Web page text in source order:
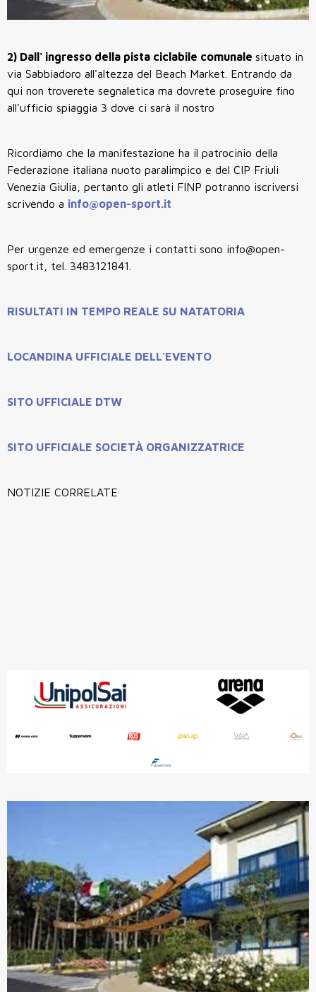
2) Dall' ingresso della pista ciclabile comunale situato in
via Sabbiadoro all'altezza del Beach Market. Entrando da
qui non troverete segnaletica ma dovrete proseguire fino
all'ufficio spiaggia 3 dove ci sarà il nostro
Ricordiamo che la manifestazione ha il patrocinio della
Federazione italiana nuoto paralimpico e del CIP Friuli
Venezia Giulia, pertanto gli atleti FINP potranno iscriversi
scrivendo a info@open-sport.it
Per urgenze ed emergenze i contatti sono info@open-
sport.it, tel. 3483121841.
RISULTATI IN TEMPO REALE SU NATATORIA
LOCANDINA UFFICIALE DELL'EVENTO
SITO UFFICIALE DTW
SITO UFFICIALE SOCIETÀ ORGANIZZATRICE
NOTIZIE CORRELATE